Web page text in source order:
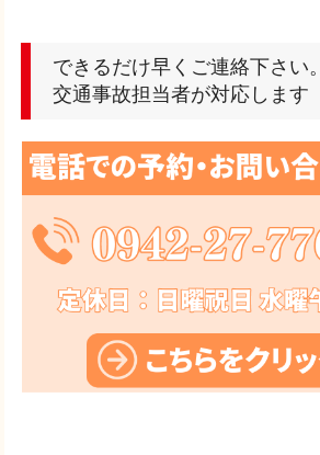
できるだけ早くご連絡下さい。
交通事故担当者が対応します